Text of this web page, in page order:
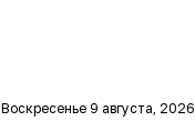
Воскресенье 9 августа, 2026